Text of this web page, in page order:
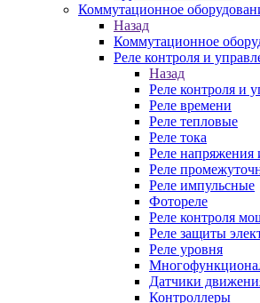
Коммутационное
Назад
Коммутационное
Реле контроля и
Назад
Реле контроля и
Реле времени
Реле тепловые
Реле тока
Реле напряжения
Реле
Реле импульсные
Фотореле
Реле контроля
Реле защиты
Реле уровня
Датчики
Контроллеры